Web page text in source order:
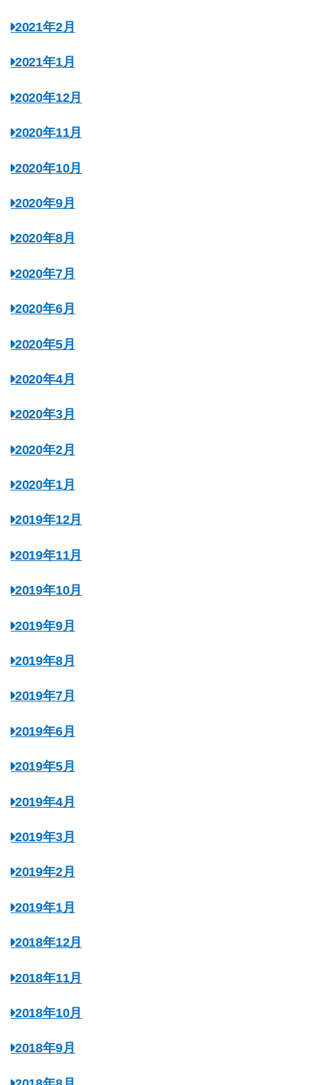
2021年2月
2021年1月
2020年12月
2020年11月
2020年10月
2020年9月
2020年8月
2020年7月
2020年6月
2020年5月
2020年4月
2020年3月
2020年2月
2020年1月
2019年12月
2019年11月
2019年10月
2019年9月
2019年8月
2019年7月
2019年6月
2019年5月
2019年4月
2019年3月
2019年2月
2019年1月
2018年12月
2018年11月
2018年10月
2018年9月